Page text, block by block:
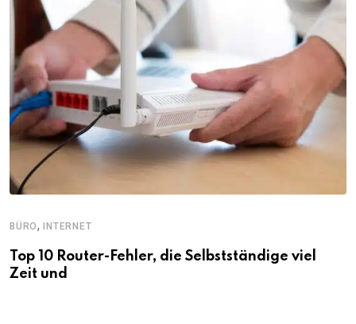
BÜRO, INTERNET
Top 10 Router-Fehler, die Selbstständige viel
Zeit und